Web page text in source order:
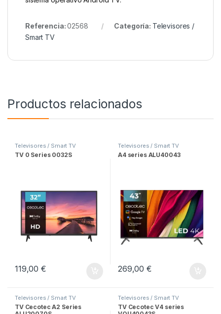
Referencia:02568 Categoría: Televisores /
Smart TV
Productos relacionados
Televisores / Smart TV
TV 0 Series 0032S
119,00€
Televisores / Smart TV
A4 series ALU40043
269,00€
Televisores / Smart TV
TV Cecotec A2 Series
Televisores / Smart TV
TV Cecotec V4 series